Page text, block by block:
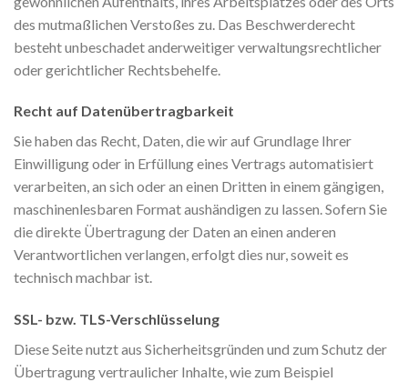
des mutmaßlichen Verstoßes zu. Das Beschwerderecht
besteht unbeschadet anderweitiger verwaltungsrechtlicher
oder gerichtlicher Rechtsbehelfe.
Recht auf Daten­übertrag­barkeit
Sie haben das Recht, Daten, die wir auf Grundlage Ihrer
Einwilligung oder in Erfüllung eines Vertrags automatisiert
verarbeiten, an sich oder an einen Dritten in einem gängigen,
maschinenlesbaren Format aushändigen zu lassen. Sofern Sie
die direkte Übertragung der Daten an einen anderen
Verantwortlichen verlangen, erfolgt dies nur, soweit es
technisch machbar ist.
SSL- bzw. TLS-Verschlüsselung
Diese Seite nutzt aus Sicherheitsgründen und zum Schutz der
Übertragung vertraulicher Inhalte, wie zum Beispiel